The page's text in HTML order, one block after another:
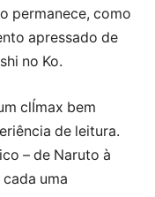
permanece, como
apressado de
no Ko.
clÍmax bem
de leitura.
– de Naruto à
uma